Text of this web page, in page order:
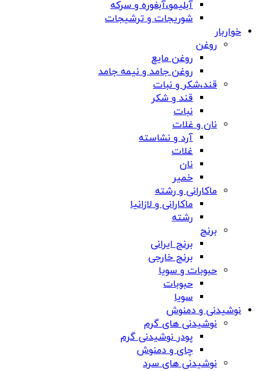
آبلیمو،آبغوره و سرکه
شوریجات و ترشیجات
خواربار
روغن
روغن مایع
روغن جامد و نیمه جامد
قند،شکر و نبات
قند و شکر
نبات
نان و غلات
آرد و نشاسته
غلات
نان
خمیر
ماکارانی و رشته
ماکارانی و لازانیا
رشته
برنج
برنج ایرانی
برنج خارجی
حبوبات و سویا
حبوبات
سویا
نوشیدنی و دمنوش
نوشیدنی های گرم
پودر نوشیدنی گرم
چای و دمنوش
نوشیدنی های سرد